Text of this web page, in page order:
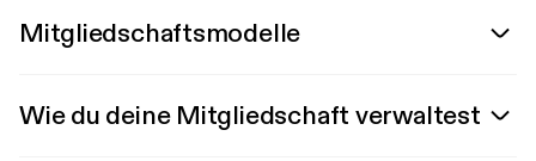
Mitgliedschaftsmodelle
Wie du deine Mitgliedschaft verwaltest